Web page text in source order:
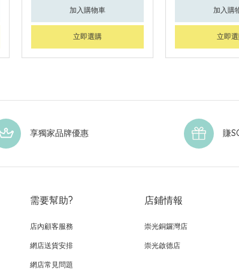
加入購物車
立即選購
加入購
立即
享獨家品牌優惠 賺
需要幫助?
店內顧客服務
網店送貨安排
網店常見問題
店鋪情報
崇光銅鑼灣店
崇光啟德店